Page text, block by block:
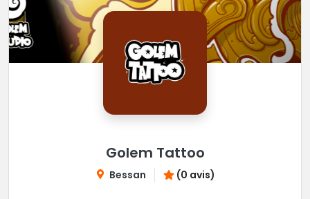
Golem Tattoo
Bessan (0 avis)